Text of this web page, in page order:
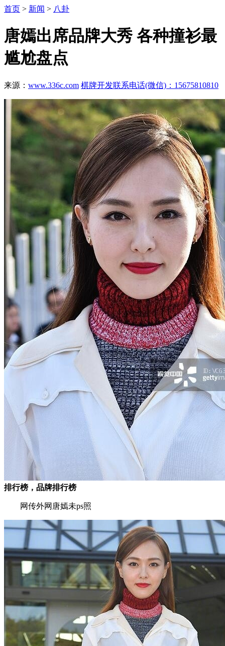
首页 > 新闻 > 八卦
唐嫣出席品牌大秀 各种撞衫最
尴尬盘点
来源： www.336c.com 棋牌开发联系电话(微信)：15675810810
排行榜，品牌排行榜
网传外网唐嫣未ps照